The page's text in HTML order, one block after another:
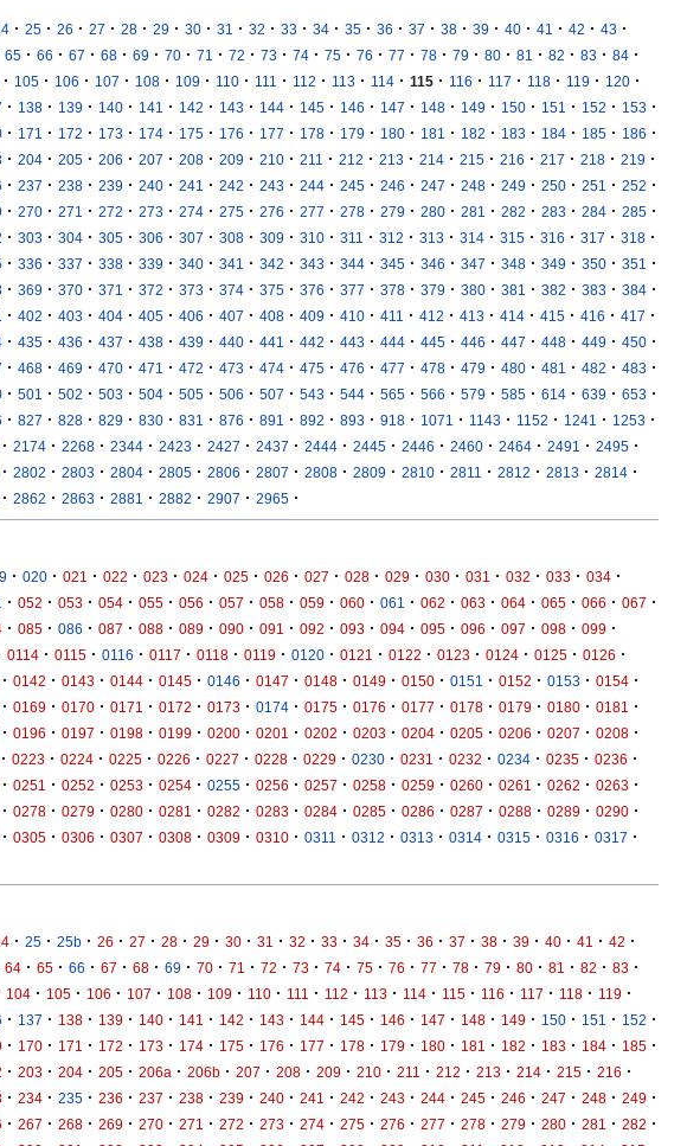
· 25 · 26 · 27 · 28 · 29 · 30 · 31 · 32 · 33 · 34 · 35 · 36 · 37 · 38 · 39 · 40 · 41 · 42 · 43 ·
65 · 66 · 67 · 68 · 69 · 70 · 71 · 72 · 73 · 74 · 75 · 76 · 77 · 78 · 79 · 80 · 81 · 82 · 83 · 84 ·
· 105 · 106 · 107 · 108 · 109 · 110 · 111 · 112 · 113 · 114 · 115 · 116 · 117 · 118 · 119 · 120 ·
· 138 · 139 · 140 · 141 · 142 · 143 · 144 · 145 · 146 · 147 · 148 · 149 · 150 · 151 · 152 · 153 ·
· 171 · 172 · 173 · 174 · 175 · 176 · 177 · 178 · 179 · 180 · 181 · 182 · 183 · 184 · 185 · 186 ·
· 204 · 205 · 206 · 207 · 208 · 209 · 210 · 211 · 212 · 213 · 214 · 215 · 216 · 217 · 218 · 219 ·
· 237 · 238 · 239 · 240 · 241 · 242 · 243 · 244 · 245 · 246 · 247 · 248 · 249 · 250 · 251 · 252 ·
· 270 · 271 · 272 · 273 · 274 · 275 · 276 · 277 · 278 · 279 · 280 · 281 · 282 · 283 · 284 · 285 ·
· 303 · 304 · 305 · 306 · 307 · 308 · 309 · 310 · 311 · 312 · 313 · 314 · 315 · 316 · 317 · 318 ·
· 336 · 337 · 338 · 339 · 340 · 341 · 342 · 343 · 344 · 345 · 346 · 347 · 348 · 349 · 350 · 351 ·
· 369 · 370 · 371 · 372 · 373 · 374 · 375 · 376 · 377 · 378 · 379 · 380 · 381 · 382 · 383 · 384 ·
· 402 · 403 · 404 · 405 · 406 · 407 · 408 · 409 · 410 · 411 · 412 · 413 · 414 · 415 · 416 · 417 ·
· 435 · 436 · 437 · 438 · 439 · 440 · 441 · 442 · 443 · 444 · 445 · 446 · 447 · 448 · 449 · 450 ·
· 468 · 469 · 470 · 471 · 472 · 473 · 474 · 475 · 476 · 477 · 478 · 479 · 480 · 481 · 482 · 483 ·
· 501 · 502 · 503 · 504 · 505 · 506 · 507 · 543 · 544 · 565 · 566 · 579 · 585 · 614 · 639 · 653 ·
· 827 · 828 · 829 · 830 · 831 · 876 · 891 · 892 · 893 · 918 · 1071 · 1143 · 1152 · 1241 · 1253 ·
· 2174 · 2268 · 2344 · 2423 · 2427 · 2437 · 2444 · 2445 · 2446 · 2460 · 2464 · 2491 · 2495 ·
· 2802 · 2803 · 2804 · 2805 · 2806 · 2807 · 2808 · 2809 · 2810 · 2811 · 2812 · 2813 · 2814 ·
· 2862 · 2863 · 2881 · 2882 · 2907 · 2965 ·
· 020 · 021 · 022 · 023 · 024 · 025 · 026 · 027 · 028 · 029 · 030 · 031 · 032 · 033 · 034 ·
· 052 · 053 · 054 · 055 · 056 · 057 · 058 · 059 · 060 · 061 · 062 · 063 · 064 · 065 · 066 · 067 ·
· 085 · 086 · 087 · 088 · 089 · 090 · 091 · 092 · 093 · 094 · 095 · 096 · 097 · 098 · 099 ·
0114 · 0115 · 0116 · 0117 · 0118 · 0119 · 0120 · 0121 · 0122 · 0123 · 0124 · 0125 · 0126 ·
· 0142 · 0143 · 0144 · 0145 · 0146 · 0147 · 0148 · 0149 · 0150 · 0151 · 0152 · 0153 · 0154 ·
· 0169 · 0170 · 0171 · 0172 · 0173 · 0174 · 0175 · 0176 · 0177 · 0178 · 0179 · 0180 · 0181 ·
· 0196 · 0197 · 0198 · 0199 · 0200 · 0201 · 0202 · 0203 · 0204 · 0205 · 0206 · 0207 · 0208 ·
· 0223 · 0224 · 0225 · 0226 · 0227 · 0228 · 0229 · 0230 · 0231 · 0232 · 0234 · 0235 · 0236 ·
· 0251 · 0252 · 0253 · 0254 · 0255 · 0256 · 0257 · 0258 · 0259 · 0260 · 0261 · 0262 · 0263 ·
· 0278 · 0279 · 0280 · 0281 · 0282 · 0283 · 0284 · 0285 · 0286 · 0287 · 0288 · 0289 · 0290 ·
· 0305 · 0306 · 0307 · 0308 · 0309 · 0310 · 0311 · 0312 · 0313 · 0314 · 0315 · 0316 · 0317 ·
· 25 · 25b · 26 · 27 · 28 · 29 · 30 · 31 · 32 · 33 · 34 · 35 · 36 · 37 · 38 · 39 · 40 · 41 · 42 ·
64 · 65 · 66 · 67 · 68 · 69 · 70 · 71 · 72 · 73 · 74 · 75 · 76 · 77 · 78 · 79 · 80 · 81 · 82 · 83 ·
104 · 105 · 106 · 107 · 108 · 109 · 110 · 111 · 112 · 113 · 114 · 115 · 116 · 117 · 118 · 119 ·
· 137 · 138 · 139 · 140 · 141 · 142 · 143 · 144 · 145 · 146 · 147 · 148 · 149 · 150 · 151 · 152 ·
· 170 · 171 · 172 · 173 · 174 · 175 · 176 · 177 · 178 · 179 · 180 · 181 · 182 · 183 · 184 · 185 ·
· 203 · 204 · 205 · 206a · 206b · 207 · 208 · 209 · 210 · 211 · 212 · 213 · 214 · 215 · 216 ·
· 234 · 235 · 236 · 237 · 238 · 239 · 240 · 241 · 242 · 243 · 244 · 245 · 246 · 247 · 248 · 249 ·
· 267 · 268 · 269 · 270 · 271 · 272 · 273 · 274 · 275 · 276 · 277 · 278 · 279 · 280 · 281 · 282 ·